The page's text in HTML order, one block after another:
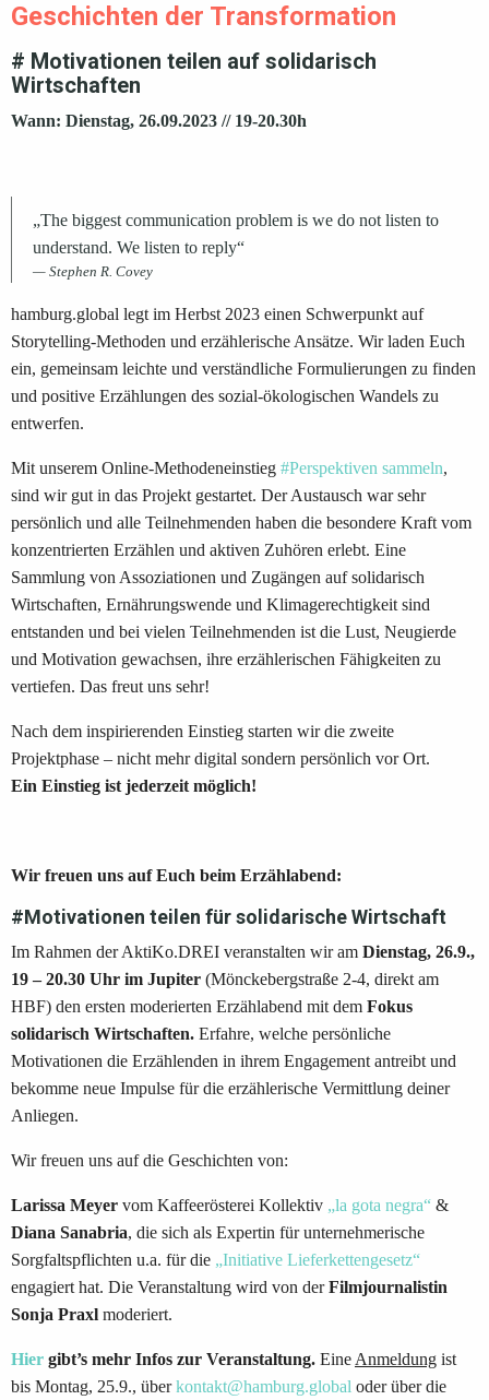
Geschichten der Transformation
# Motivationen teilen auf solidarisch
Wirtschaften
Wann: Dienstag, 26.09.2023 // 19-20.30h
„The biggest communication problem is we do not listen to
understand. We listen to reply“
Stephen R. Covey
hamburg.global legt im Herbst 2023 einen Schwerpunkt auf
Storytelling-Methoden und erzählerische Ansätze. Wir laden Euch
ein, gemeinsam leichte und verständliche Formulierungen zu finden
und positive Erzählungen des sozial-ökologischen Wandels zu
entwerfen.
Mit unserem Online-Methodeneinstieg #Perspektiven sammeln,
sind wir gut in das Projekt gestartet. Der Austausch war sehr
persönlich und alle Teilnehmenden haben die besondere Kraft vom
konzentrierten Erzählen und aktiven Zuhören erlebt. Eine
Sammlung von Assoziationen und Zugängen auf solidarisch
Wirtschaften, Ernährungswende und Klimagerechtigkeit sind
entstanden und bei vielen Teilnehmenden ist die Lust, Neugierde
und Motivation gewachsen, ihre erzählerischen Fähigkeiten zu
vertiefen. Das freut uns sehr!
Nach dem inspirierenden Einstieg starten wir die zweite
Projektphase – nicht mehr digital sondern persönlich vor Ort.
Ein Einstieg ist jederzeit möglich!
Wir freuen uns auf Euch beim Erzählabend:
#Motivationen teilen für solidarische Wirtschaft
Im Rahmen der AktiKo.DREI veranstalten wir am Dienstag, 26.9.,
19 – 20.30 Uhr im Jupiter (Mönckebergstraße 2-4, direkt am
HBF) den ersten moderierten Erzählabend mit dem Fokus
solidarisch Wirtschaften. Erfahre, welche persönliche
Motivationen die Erzählenden in ihrem Engagement antreibt und
bekomme neue Impulse für die erzählerische Vermittlung deiner
Anliegen.
Wir freuen uns auf die Geschichten von:
Larissa Meyer vom Kaffeerösterei Kollektiv „la gota negra“ &
Diana Sanabria, die sich als Expertin für unternehmerische
Sorgfaltspflichten u.a. für die „Initiative Lieferkettengesetz“
engagiert hat. Die Veranstaltung wird von derFilmjournalistin
Sonja Praxl moderiert.
Hier gibt’s mehr Infos zur Veranstaltung. Eine Anmeldung ist
bis Montag, 25.9., überkontakt@hamburg.global oder über die